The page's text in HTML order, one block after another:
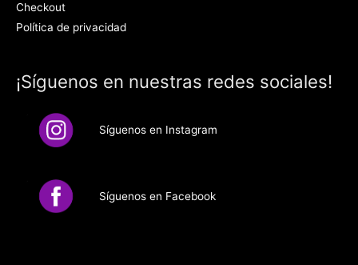
Checkout
Política de privacidad
¡Síguenos en nuestras redes sociales!
Síguenos en Instagram
Síguenos en Facebook